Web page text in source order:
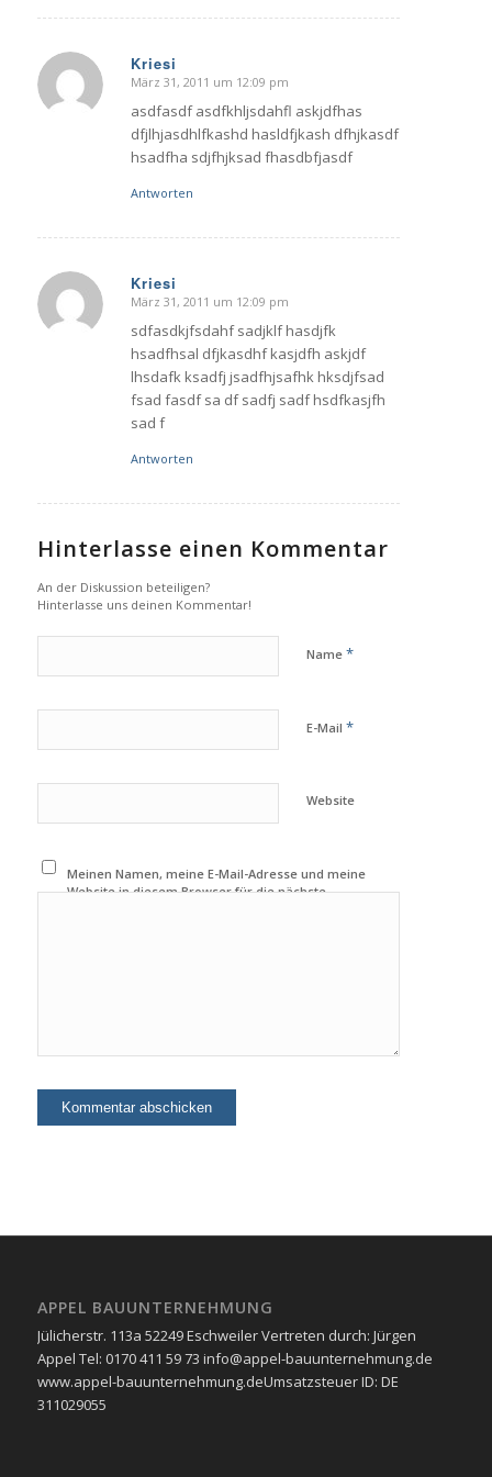
Kriesi
sagte:
März 31, 2011 um 12:09 pm
asdfasdf asdfkhljsdahfl askjdfhas
dfjlhjasdhlfkashd hasldfjkash dfhjkasdf
hsadfha sdjfhjksad fhasdbfjasdf
Antworten
Kriesi
sagte:
März 31, 2011 um 12:09 pm
sdfasdkjfsdahf sadjklf hasdjfk
hsadfhsal dfjkasdhf kasjdfh askjdf
lhsdafk ksadfj jsadfhjsafhk hksdjfsad
fsad fasdf sa df sadfj sadf hsdfkasjfh
sad f
Antworten
Hinterlasse einen Kommentar
An der Diskussion beteiligen?
Hinterlasse uns deinen Kommentar!
Name *
E-Mail *
Website
Meinen Namen, meine E-Mail-Adresse und meine
Website in diesem Browser für die nächste
APPEL BAUUNTERNEHMUNG
Jülicherstr. 113a 52249 Eschweiler Vertreten durch: Jürgen
Appel Tel: 0170 411 59 73 info@appel-bauunternehmung.de
www.appel-bauunternehmung.de ​Umsatzsteuer ID: ​DE
311029055